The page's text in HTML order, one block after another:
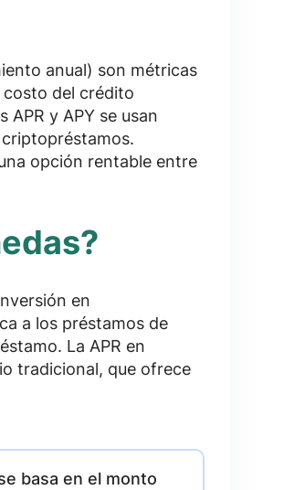
anual) son métricas
costo del crédito
y APY se usan
opción rentable entre
en
a los préstamos de
La APR en
tradicional, que ofrece
basa en el monto